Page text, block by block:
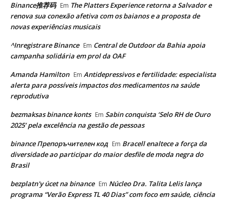
Binance推荐码 Em The Platters Experience retorna a Salvador e
renova sua conexão afetiva com os baianos e a proposta de
novas experiências musicais
^Inregistrare Binance Em Central de Outdoor da Bahia apoia
campanha solidária em prol da OAF
Amanda Hamilton Em Antidepressivos e fertilidade: especialista
alerta para possíveis impactos dos medicamentos na saúde
reprodutiva
bezmaksas binance konts Em Sabin conquista ‘Selo RH de Ouro
2025’ pela excelência na gestão de pessoas
binance Препоръчителен код Em Bracell enaltece a força da
diversidade ao participar do maior desfile de moda negra do
Brasil
bezplatn'y úcet na binance Em Núcleo Dra. Talita Lelis lança
programa “Verão Express TL 40 Dias” com foco em saúde, ciência